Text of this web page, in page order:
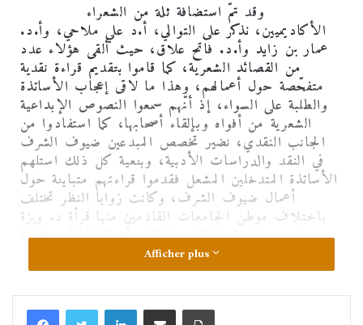
الأكاديميين، نذكر على التوالي، أ.د علي ملاحي، وأ.د.
عمار بن زايد وأ.د. فاتح علاق، حيث ألقى هؤلاء عدد
من القصائد الشعرية، كما قاموا بتقديم قراءة نقدية
متفحّصة حول أعمالهم، وهذا ما لاقى إعجاب الأساتذة
والطلبة على السواء، إذ أنّهم سمعوا النصوص الإبداعية
الشعرية من أفواه وبإلقاء أصحابها، كما استفادوا من
الجانب النقدي، نضير تخصص المبدعين ضيوف الشرف
في النقد والدراسات الأدبية، وبنعية كل ذلك استلهم
الأساتذة المتدخلين المشعل فقدموا قراءتهم متباينة حول
أعمال ضيوف الشرف، وكانت زوايا النظر تختلف
باختلاف موطن الجامعات القادمين منها قرأة د. ويزة
غربي من جامعة البليدة (2)، أعمال (فاتح علاق)
ووازنت بين أعماله وأعمال الضيوف، في حين أن د.
حماد وعائشة من المركز الجامعي اختارت أن تركز
مداخلتها حول أعمال عمار بن زايد تحليلاً وتمحيصًا، كما
تدخلت د. هدى ملاحي من جامعة الجزائر (2) لتقدم
Afficher plus